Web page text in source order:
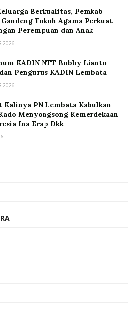
Berkualitas, Pemkab
Tokoh Agama Perkuat
Perempuan dan Anak
2026
KADIN NTT Bobby Lianto
Pengurus KADIN Lembata
2026
Kalinya PN Lembata Kabulkan
Menyongsong Kemerdekaan
Ina Erap Dkk